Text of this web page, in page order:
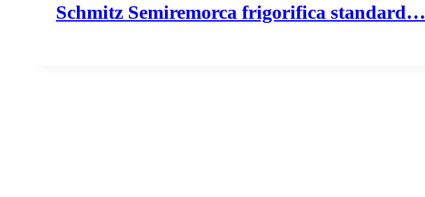
Schmitz Semiremorca frigorifica standard…